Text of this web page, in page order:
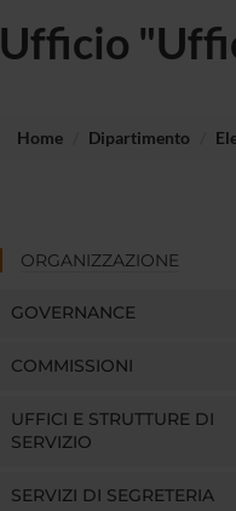
Ufficio
Home Dipartimento
ORGANIZZAZIONE
GOVERNANCE
COMMISSIONI
UFFICI E STRUTTURE DI
SERVIZIO
SERVIZI DI SEGRETERIA